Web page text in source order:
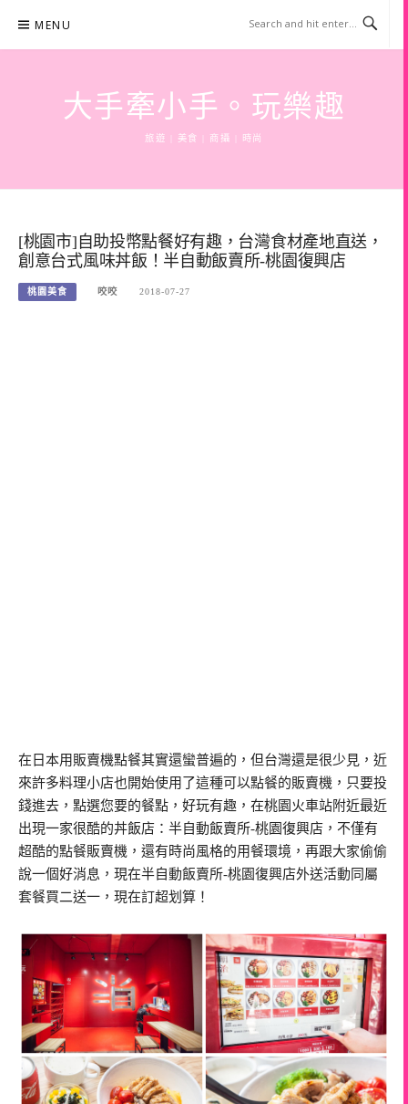
content
MENU
大手牽小手。玩樂趣
旅遊 | 美食 | 商攝 | 時尚
[桃園市]自助投幣點餐好有趣，台灣食材產地直送，
創意台式風味丼飯！半自動飯賣所-桃園復興店
桃園美食 咬咬 2018-07-27
在日本用販賣機點餐其實還蠻普遍的，但台灣還是很少見，近
來許多料理小店也開始使用了這種可以點餐的販賣機，只要投
錢進去，點選您要的餐點，好玩有趣，在桃園火車站附近最近
出現一家很酷的丼飯店：半自動飯賣所-桃園復興店，不僅有
超酷的點餐販賣機，還有時尚風格的用餐環境，再跟大家偷偷
說一個好消息，現在半自動飯賣所-桃園復興店外送活動同屬
套餐買二送一，現在訂超划算！